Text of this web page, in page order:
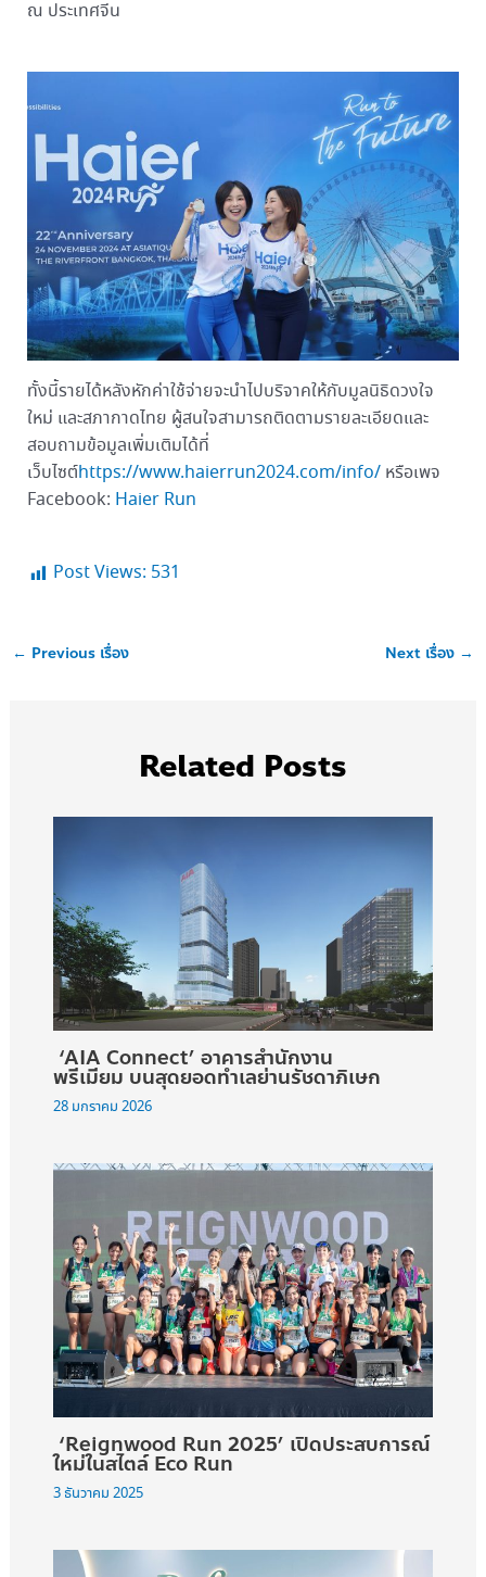
ณ ประเทศจีน
ทั้งนี้รายได้หลังหักค่าใช้จ่ายจะนำไปบริจาคให้กับมูลนิธิดวงใจ
ใหม่ และสภากาดไทย ผู้สนใจสามารถติดตามรายละเอียดและ
สอบถามข้อมูลเพิ่มเติมได้ที่
เว็บไซต์https://www.haierrun2024.com/info/หรือเพจ
Facebook: Haier Run
Post Views: 531
← Previous เรื่อง Next เรื่อง →
Related Posts
‘AIA Connect’ อาคารสำนักงาน
พรีเมียม บนสุดยอดทำเลย่านรัชดาภิเษก
28 มกราคม 2026
‘Reignwood Run 2025’ เปิดประสบการณ์
ใหม่ในสไตล์ Eco Run
3 ธันวาคม 2025